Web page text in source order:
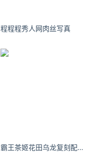
程程程秀人网肉丝写真
霸王茶姬花田乌龙复刻配方 - 小红书